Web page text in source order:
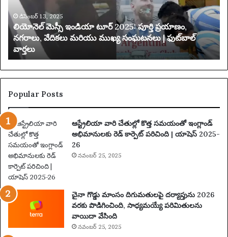
ఇం
డి
యా
టూ
ర్
2
0
2
:
పూ
ర్తి
ప్ర
యా
ణం
,
న
గ
డిసెంబర్ 13, 2025
లియోనెల్ మెస్సీ ఇండియా టూర్ 2025: పూర్తి ప్రయాణం,
నగరాలు, వేదికలు మరియు ముఖ్య సంఘటనలు | ఫుట్‌బాల్
వార్తలు
ది
Popular Posts
ఆస్ట్రేలియా వారి చేతుల్లో కొత్త సమయంతో ఇంగ్లాండ్
అభిమానులకు రెడ్ కార్పెట్ పరిచింది | యాషెస్ 2025-
26
నవంబర్ 25, 2025
చైనా గొడ్డు మాంసం దిగుమతులపై దర్యాప్తును 2026
వరకు పొడిగించింది, సాధ్యమయ్యే పరిమితులను
వాయిదా వేసింది
నవంబర్ 25, 2025